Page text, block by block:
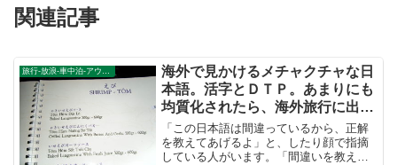
関連記事
海外で見かけるメチャクチャな日
本語。活字とＤＴＰ。あまりにも
均質化されたら、海外旅行に出か
ける意味はどこにある？
「この日本語は間違っているから、正解
を教えてあげるよ」と、したり顔で指摘
している人がいます。「間違いを教えて